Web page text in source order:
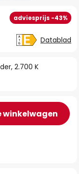
2.700 K
adviesprijs -43%
Datablad
winkelwagen